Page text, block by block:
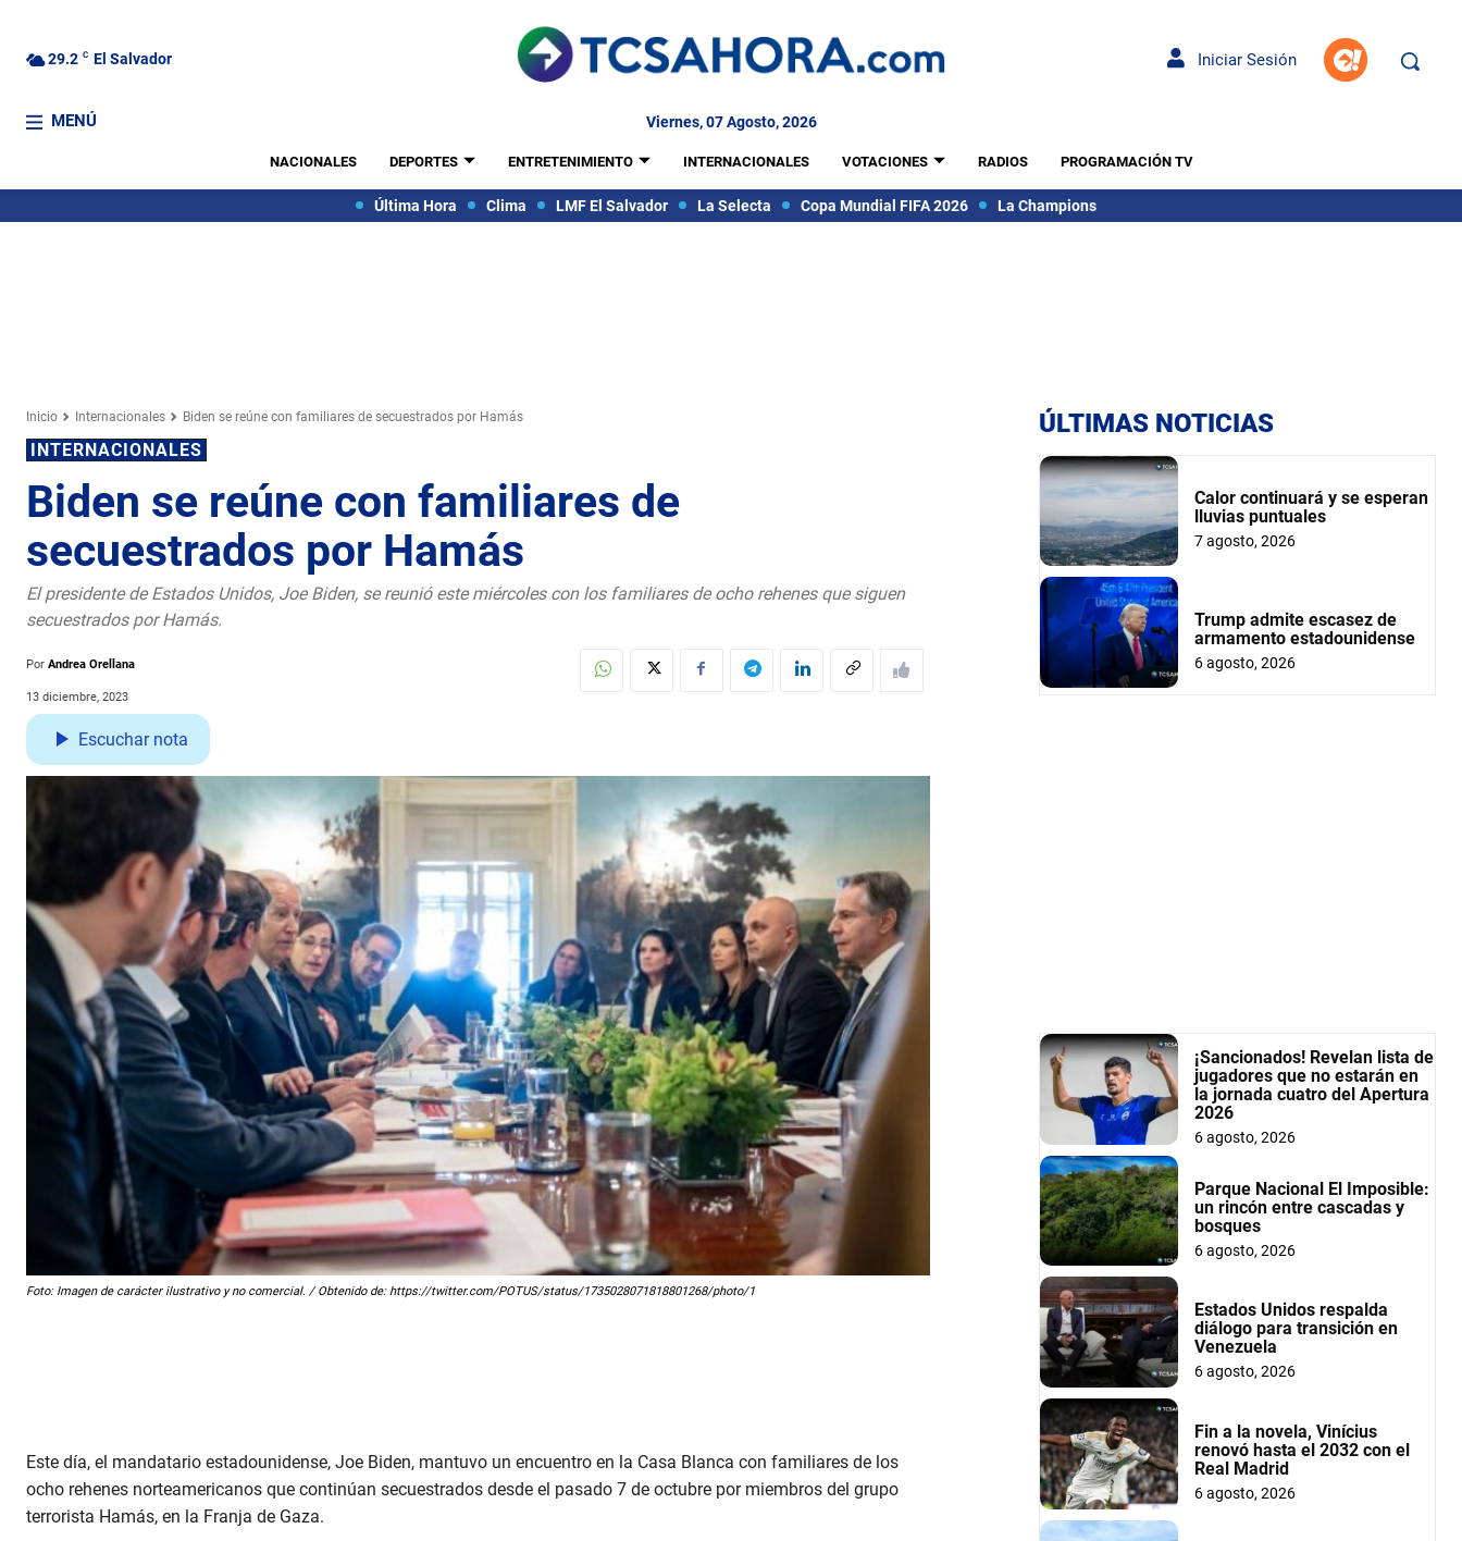
29.2 C El Salvador Iniciar Sesión
MENÚ Viernes, 07 Agosto, 2026
NACIONALES DEPORTES ENTRETENIMIENTO INTERNACIONALES VOTACIONES RADIOS PROGRAMACIÓN TV
Última Hora Clima LMF El Salvador La Selecta Copa Mundial FIFA 2026 La Champions
Inicio Internacionales Biden se reúne con familiares de secuestrados por Hamás
INTERNACIONALES
Biden se reúne con familiares de
secuestrados por Hamás
El presidente de Estados Unidos, Joe Biden, se reunió este miércoles con los familiares de ocho rehenes que siguen
secuestrados por Hamás.
Por Andrea Orellana
13 diciembre, 2023
Escuchar nota
Foto: Imagen de carácter ilustrativo y no comercial. / Obtenido de: https://twitter.com/POTUS/status/1735028071818801268/photo/1
Este día, el mandatario estadounidense, Joe Biden, mantuvo un encuentro en la Casa Blanca con familiares de los
ocho rehenes norteamericanos que continúan secuestrados desde el pasado 7 de octubre por miembros del grupo
terrorista Hamás, en la Franja de Gaza.
ÚLTIMAS NOTICIAS
Calor continuará y se esperan
lluvias puntuales
7 agosto, 2026
Trump admite escasez de
armamento estadounidense
6 agosto, 2026
¡Sancionados! Revelan lista de
jugadores que no estarán en
la jornada cuatro del Apertura
2026
6 agosto, 2026
Parque Nacional El Imposible:
un rincón entre cascadas y
bosques
6 agosto, 2026
Estados Unidos respalda
diálogo para transición en
Venezuela
6 agosto, 2026
Fin a la novela, Vinícius
renovó hasta el 2032 con el
Real Madrid
6 agosto, 2026